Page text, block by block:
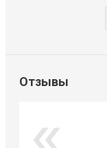
Отзывы